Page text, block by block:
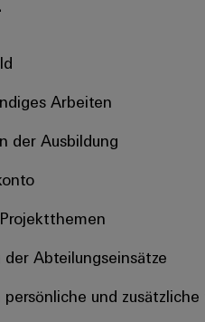
Arbeiten
der Ausbildung
Abteilungseinsätze
und